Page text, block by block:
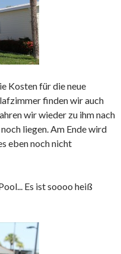
Kosten für die neue
finden wir auch
wir wieder zu ihm nach
liegen. Am Ende wird
eben noch nicht
Es ist soooo heiß